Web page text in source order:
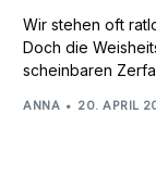
Wir stehen oft
Doch die
scheinbaren
ANNA 20. APRIL